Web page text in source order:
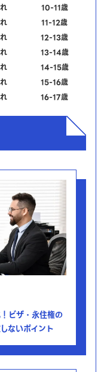
10-11歳
11-12歳
12-13歳
13-14歳
14-15歳
15-16歳
16-17歳
ビザ・永住権の
ないポイント